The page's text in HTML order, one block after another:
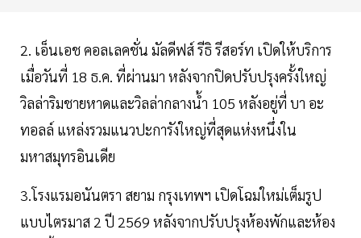
2. เอ็นเอช คอลเลคชั่น มัลดีฟส์ รีธิ รีสอร์ท เปิดให้บริการ
เมื่อวันที่ 18 ธ.ค. ที่ผ่านมา หลังจากปิดปรับปรุงครั้งใหญ่
วิลล่าริมชายหาดและวิลล่ากลางน้ำ 105 หลังอยู่ที่ บา อะ
ทอลล์ แหล่งรวมแนวปะการังใหญ่ที่สุดแห่งหนึ่งใน
มหาสมุทรอินเดีย
3.โรงแรมอนันตรา สยาม กรุงเทพฯ เปิดโฉมใหม่เต็มรูป
แบบไตรมาส 2 ปี 2569 หลังจากปรับปรุงห้องพักและห้อง